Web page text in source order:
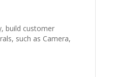
build customer
such as Camera,